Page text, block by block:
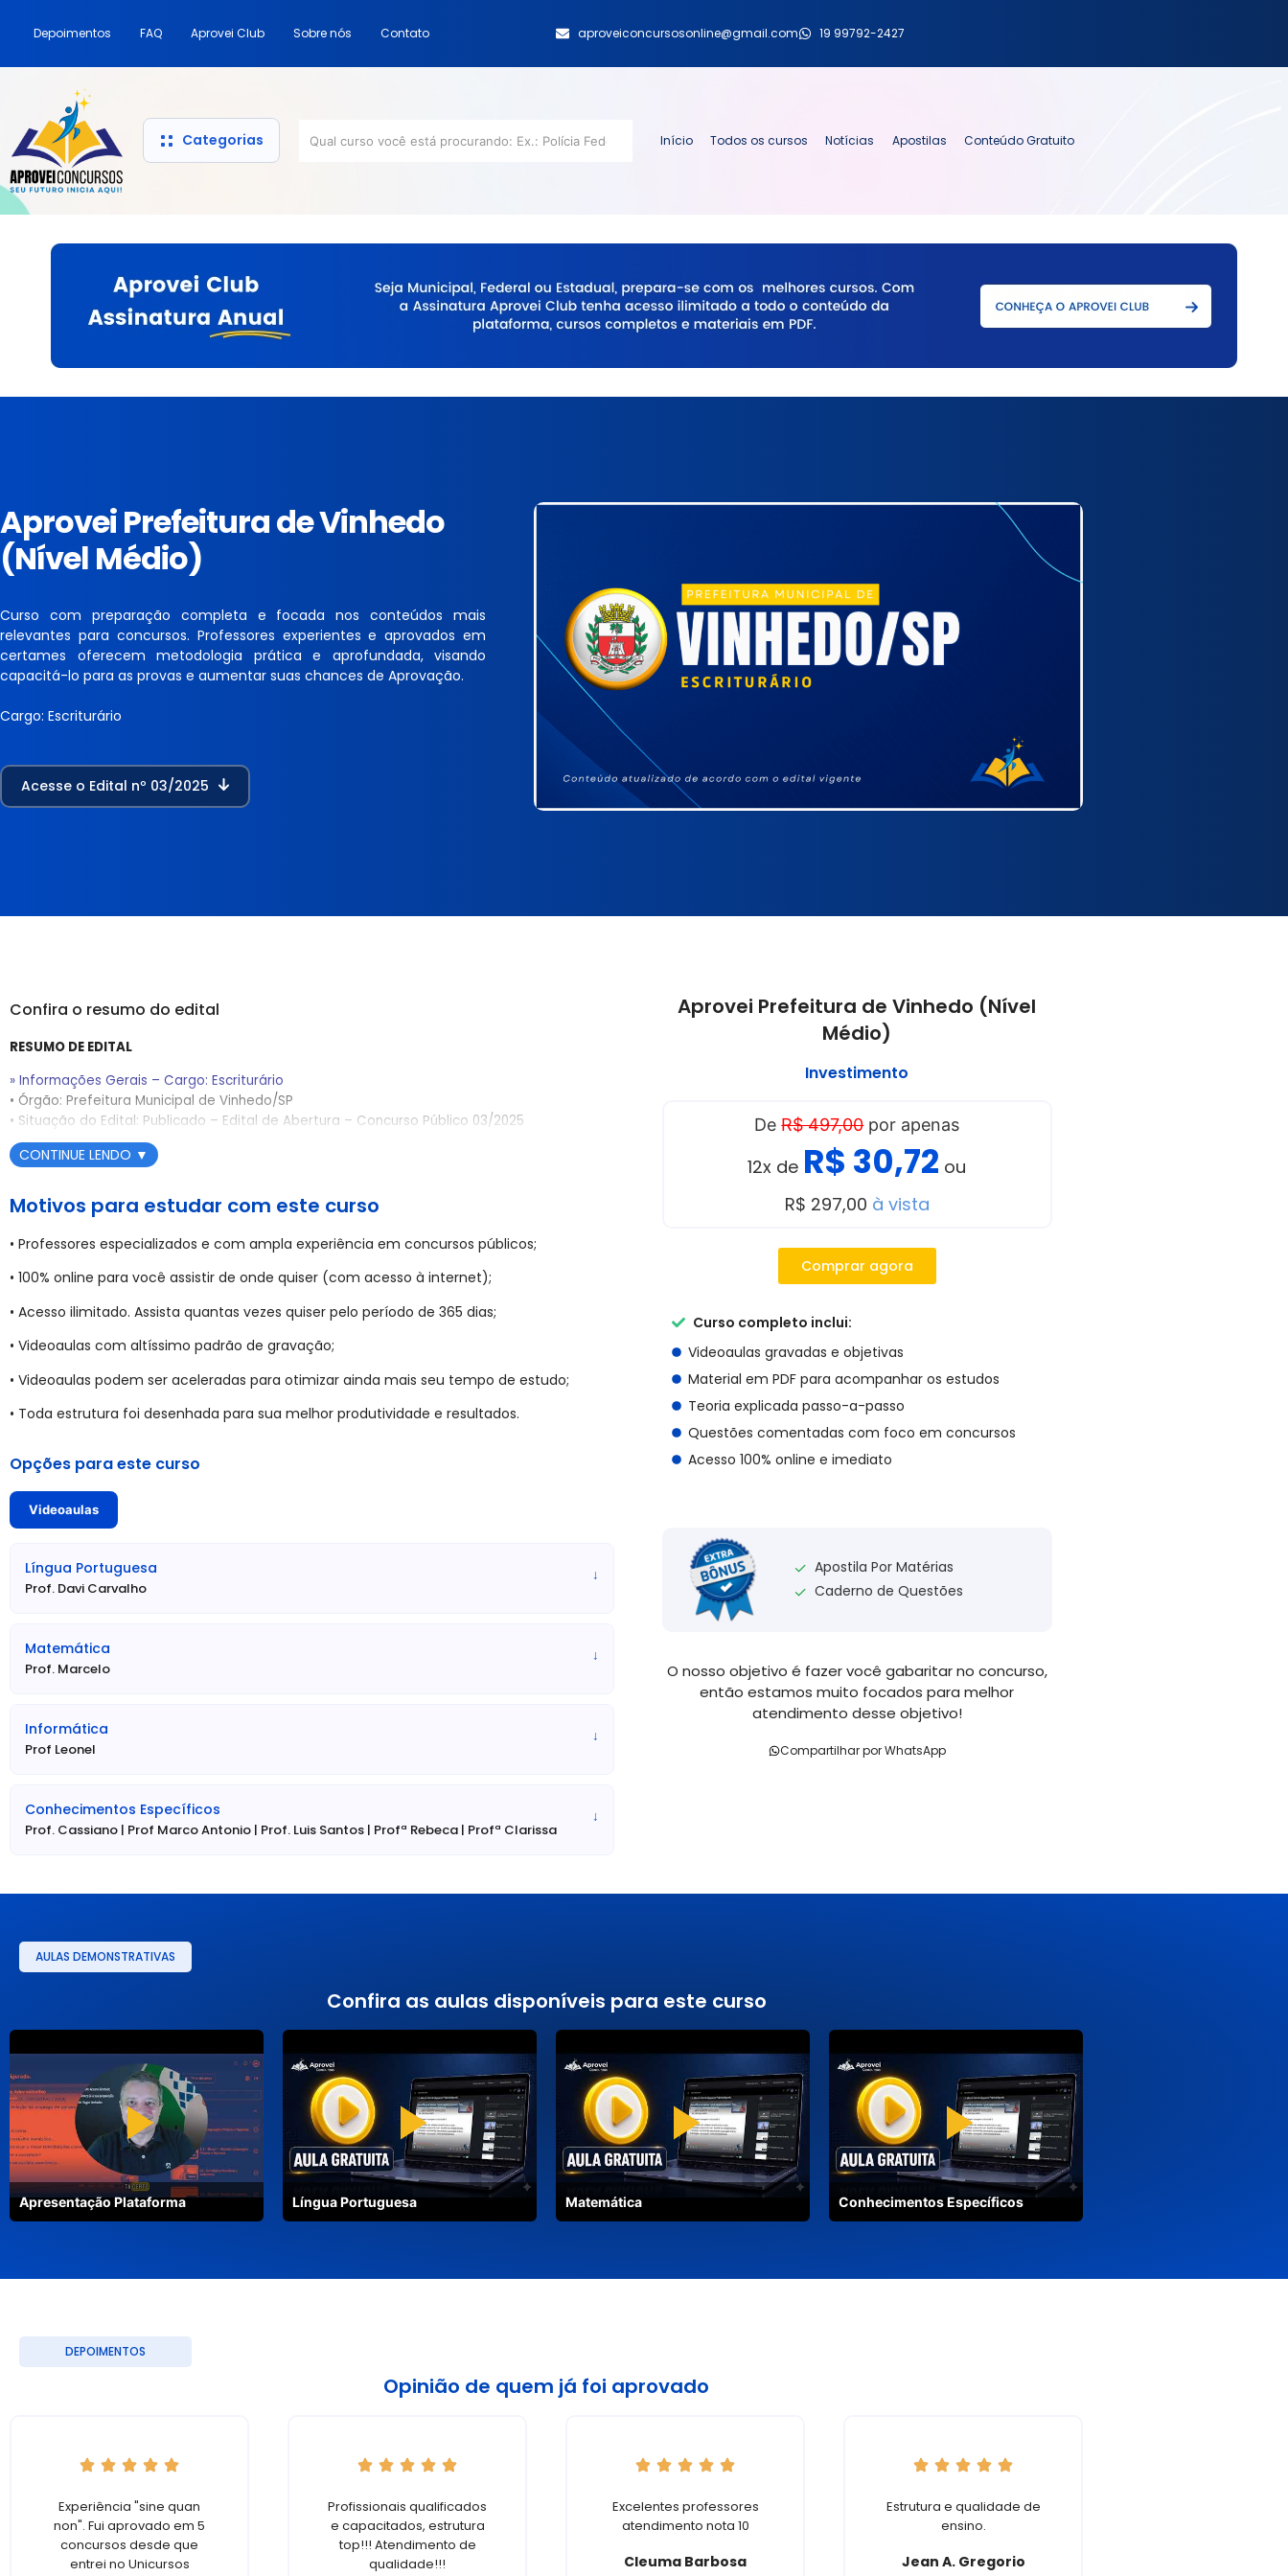
Depoimentos FAQ Aprovei Club Sobre nós Contato aproveiconcursosonline@gmail.com 19 99792-2427
Categorias Início Todos os cursos Notícias Apostilas Conteúdo Gratuito
Aprovei Prefeitura de Vinhedo
(Nível Médio)
Curso com preparação completa e focada nos conteúdos mais
relevantes para concursos. Professores experientes e aprovados em
certames oferecem metodologia prática e aprofundada, visando
capacitá-lo para as provas e aumentar suas chances de Aprovação.
Cargo: Escriturário
Acesse o Edital nº 03/2025
Confira o resumo do edital
RESUMO DE EDITAL
» Informações Gerais – Cargo: Escriturário
• Órgão: Prefeitura Municipal de Vinhedo/SP
• Situação do Edital: Publicado – Edital de Abertura – Concurso Público 03/2025
• Regime: Consolidação das Leis do Trabalho – CLT
• Banca Organizadora: AVANÇASP
• Data da Prova Objetiva: 01/02/2026
• Etapas da Prova: Prova Objetiva
• Validade do Concurso: 2 (dois) anos, prorrogável por igual período, a critério da Prefeitura
Cargo: Escriturário
Atribuições: Executar atividades no setor administrativo, formalizar processos, controlar
estoques, preparar documentos, operar microcomputadores, atender às exigências ou
normas da unidade administrativa a qual prestar seus serviços.
Benefícios: Vale-alimentação no valor de R$ 1.360,00 e Vale Transporte no valor de R$ 450,00
Jornada de Trabalho: 40 horas semanais
Lotação / Local de Atuação: Município de Vinhedo/SP
CONTINUE LENDO ▼
Motivos para estudar com este curso
• Professores especializados e com ampla experiência em concursos públicos;
• 100% online para você assistir de onde quiser (com acesso à internet);
• Acesso ilimitado. Assista quantas vezes quiser pelo período de 365 dias;
• Videoaulas com altíssimo padrão de gravação;
• Videoaulas podem ser aceleradas para otimizar ainda mais seu tempo de estudo;
• Toda estrutura foi desenhada para sua melhor produtividade e resultados.
Opções para este curso
Videoaulas
Língua Portuguesa
Prof. Davi Carvalho
↓
Matemática
Prof. Marcelo
↓
Informática
Prof Leonel
↓
Conhecimentos Específicos
Prof. Cassiano | Prof Marco Antonio | Prof. Luis Santos | Profª Rebeca | Profª Clarissa
↓
Aprovei Prefeitura de Vinhedo (Nível
Médio)
Investimento
DeR$ 497,00por apenas
12x de R$ 30,72 ou
R$ 297,00 à vista
Comprar agora
Curso completo inclui:
Videoaulas gravadas e objetivas
Material em PDF para acompanhar os estudos
Teoria explicada passo-a-passo
Questões comentadas com foco em concursos
Acesso 100% online e imediato
✓ Apostila Por Matérias
✓ Caderno de Questões
O nosso objetivo é fazer você gabaritar no concurso,
então estamos muito focados para melhor
atendimento desse objetivo!
Compartilhar por WhatsApp
AULAS DEMONSTRATIVAS
Confira as aulas disponíveis para este curso
Apresentação Plataforma Língua Portuguesa Matemática Conhecimentos Específicos
DEPOIMENTOS
Opinião de quem já foi aprovado
Experiência "sine quan
non". Fui aprovado em 5
concursos desde que
entrei no Unicursos
Profissionais qualificados
e capacitados, estrutura
top!!! Atendimento de
qualidade!!!
Excelentes professores
atendimento nota 10
Cleuma Barbosa
Estrutura e qualidade de
ensino.
Jean A. Gregorio